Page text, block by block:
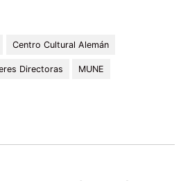
Centro Cultural Alemán
Directoras MUNE